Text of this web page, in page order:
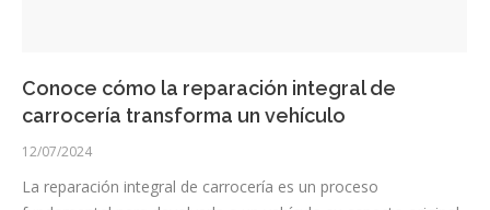
Conoce cómo la reparación integral de
carrocería transforma un vehículo
12/07/2024
La reparación integral de carrocería es un proceso